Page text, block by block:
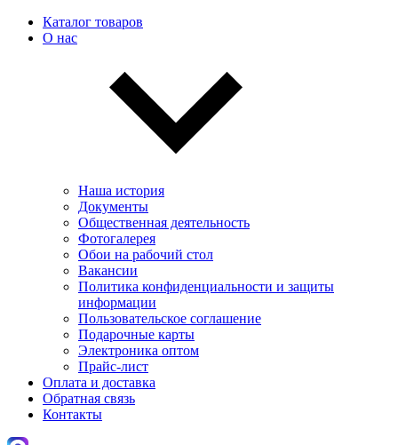
Каталог товаров
О нас
Наша история
Документы
Общественная деятельность
Фотогалерея
Обои на рабочий стол
Вакансии
Политика конфиденциальности и защиты
информации
Пользовательскоe соглашение
Подарочные карты
Электроника оптом
Прайс-лист
Оплата и доставка
Обратная связь
Контакты